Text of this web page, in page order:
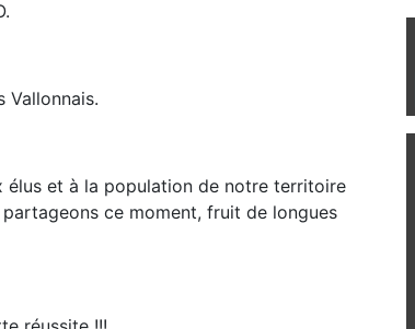
Vallonnais.
élus et à la population de notre territoire
ce moment, fruit de longues